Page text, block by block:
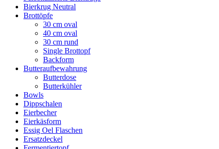
Bierkrug Neutral
Brottöpfe
30 cm oval
40 cm oval
30 cm rund
Single Brottopf
Backform
Butteraufbewahrung
Butterdose
Butterkühler
Bowls
Dippschalen
Eierbecher
Eierkäsform
Essig Oel Flaschen
Ersatzdeckel